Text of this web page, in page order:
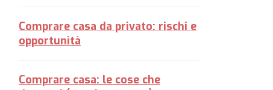
Comprare casa da privato: rischi e
opportunità
Comprare casa: le cose che